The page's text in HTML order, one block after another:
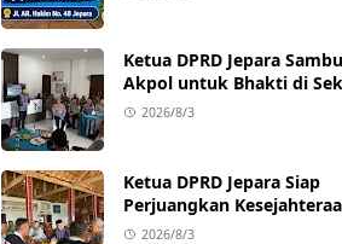
Ketua DPRD Jepara
Akpol untuk Bhakti di
Rakyat Jepara
2026/8/3
Ketua DPRD Jepara Siap
Perjuangkan
Satlinmas Jepara
2026/8/3